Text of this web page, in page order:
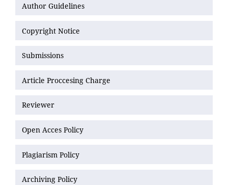
Author Guidelines
Copyright Notice
Submissions
Article Proccesing Charge
Reviewer
Open Acces Policy
Plagiarism Policy
Archiving Policy